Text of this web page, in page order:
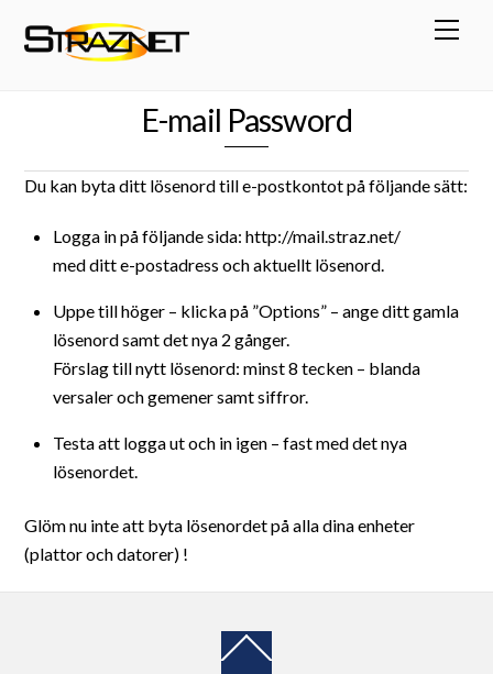
E-mail Password
Du kan byta ditt lösenord till e-postkontot på följande sätt:
Logga in på följande sida: http://mail.straz.net/
med ditt e-postadress och aktuellt lösenord.
Uppe till höger – klicka på ”Options” – ange ditt gamla
lösenord samt det nya 2 gånger.
Förslag till nytt lösenord: minst 8 tecken – blanda
versaler och gemener samt siffror.
Testa att logga ut och in igen – fast med det nya
lösenordet.
Glöm nu inte att byta lösenordet på alla dina enheter
(plattor och datorer) !
To